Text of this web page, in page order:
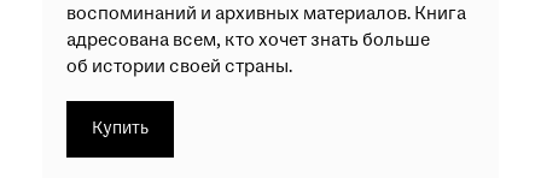
воспоминаний и архивных материалов. Книга
адресована всем, кто хочет знать больше
об истории своей страны.
Купить